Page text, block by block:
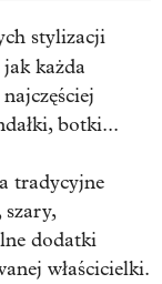
stylizacji
każda
botki...
tradycyjne
dodatki
właścicielki.